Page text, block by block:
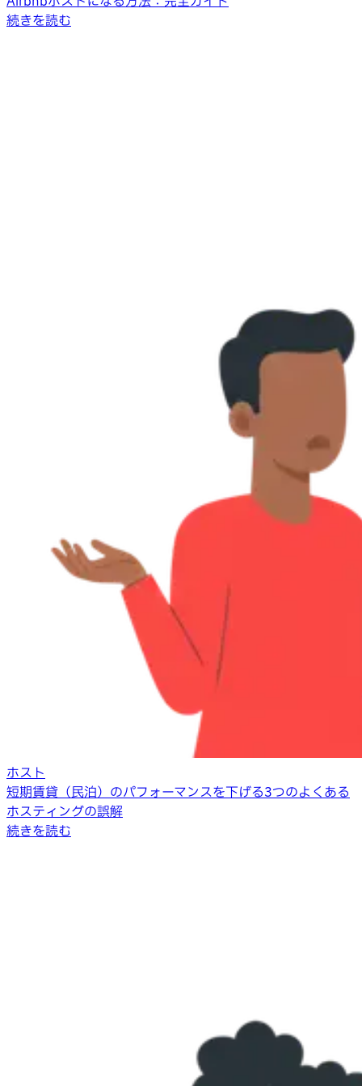
続きを読む
ホスト
短期賃貸（民泊）のパフォーマンスを下げる3つのよくある
ホスティングの誤解
続きを読む